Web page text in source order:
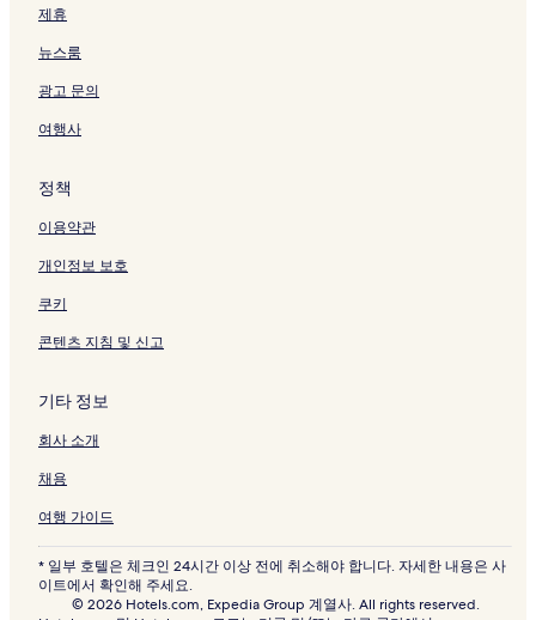
제휴
뉴스룸
광고 문의
여행사
정책
이용약관
개인정보 보호
쿠키
콘텐츠 지침 및 신고
기타 정보
회사 소개
채용
여행 가이드
* 일부 호텔은 체크인 24시간 이상 전에 취소해야 합니다. 자세한 내용은 사
이트에서 확인해 주세요.
© 2026 Hotels.com, Expedia Group 계열사. All rights reserved.